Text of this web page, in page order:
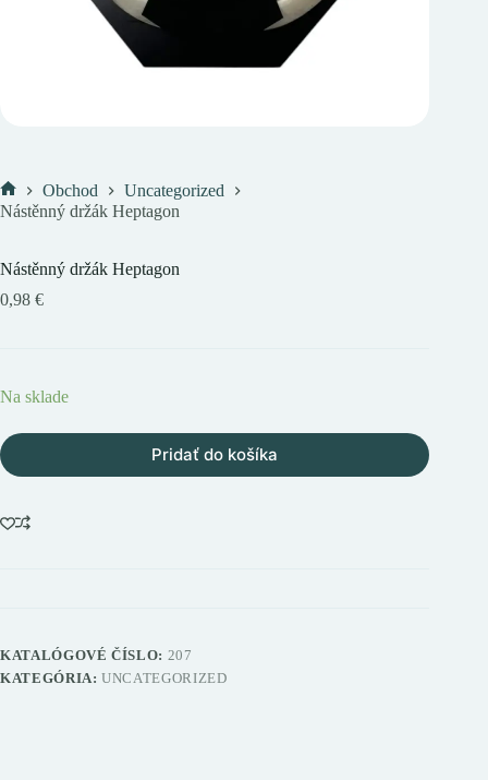
Domov
Obchod
Uncategorized
Nástěnný držák Heptagon
Nástěnný držák Heptagon
0,98 €
Na sklade
Pridať do košíka
KATALÓGOVÉ ČÍSLO: 207
KATEGÓRIA:UNCATEGORIZED